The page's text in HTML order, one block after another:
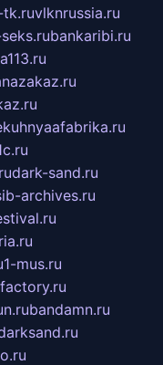
tk.ruvlknrussia.ru
bankaribi.ru
dark-sand.ru
archives.ru
1-mus.ru
bandamn.ru